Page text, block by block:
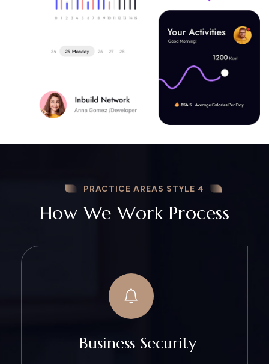
PRACTICE AREAS STYLE 4
How We Work Process
Business Security